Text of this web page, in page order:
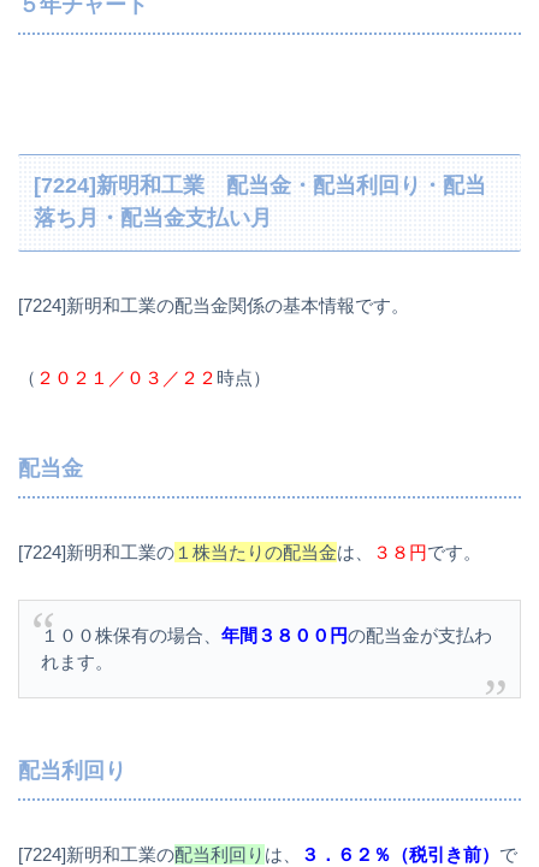
５年チャート
[7224]新明和工業 配当金・配当利回り・配当
落ち月・配当金支払い月
[7224]新明和工業の配当金関係の基本情報です。
（ ２０２１／０３／２２時点）
配当金
[7224]新明和工業の １株当たりの配当金は、 ３８円です。
１００株保有の場合、 年間３８００円の配当金が支払わ
れます。
配当利回り
[7224]新明和工業の配当利回り は、 ３．６２％（税引き前） で